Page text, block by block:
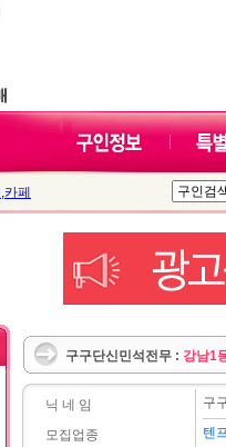
,카페
구구단신민석전무 : 강남1
닉 네 임
모집업종
구
텐